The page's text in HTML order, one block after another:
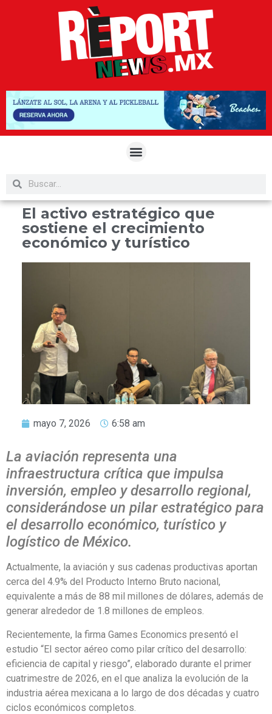
El activo estratégico que
sostiene el crecimiento
económico y turístico
mayo 7, 2026 6:58 am
La aviación representa una
infraestructura crítica que impulsa
inversión, empleo y desarrollo regional,
considerándose un pilar estratégico para
el desarrollo económico, turístico y
logístico de México.
Actualmente, la aviación y sus cadenas productivas aportan
cerca del 4.9% del Producto Interno Bruto nacional,
equivalente a más de 88 mil millones de dólares, además de
generar alrededor de 1.8 millones de empleos.
Recientemente, la firma Games Economics presentó el
estudio “El sector aéreo como pilar crítico del desarrollo:
eficiencia de capital y riesgo”, elaborado durante el primer
cuatrimestre de 2026, en el que analiza la evolución de la
industria aérea mexicana a lo largo de dos décadas y cuatro
ciclos económicos completos.